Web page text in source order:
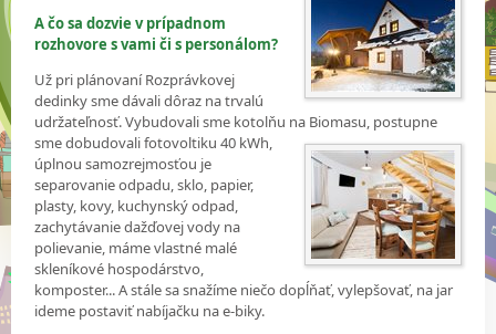
A čo sa dozvie v prípadnom
rozhovore s vami či s personálom?
Už pri plánovaní Rozprávkovej
dedinky sme dávali dôraz na trvalú
udržateľnosť. Vybudovali sme kotolňu na Biomasu, postupne
smedobudovali fotovoltiku 40 kWh,
úplnou samozrejmosťou je
separovanie odpadu, sklo, papier,
plasty, kovy, kuchynský odpad,
zachytávanie dažďovej vody na
polievanie, máme vlastné malé
skleníkové hospodárstvo,
komposter... A stále sa snažíme niečo dopĺňať, vylepšovať, na jar
ideme postaviť nabíjačku na e-biky.